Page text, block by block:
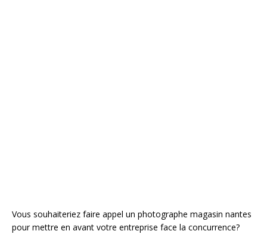
Vous souhaiteriez faire appel un photographe magasin nantes
pour mettre en avant votre entreprise face la concurrence?